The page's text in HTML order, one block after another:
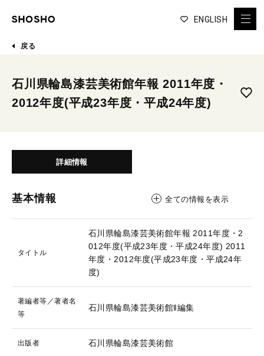
ENGLISH
戻る
石川県輪島漆芸美術館年報 2011年度・
2012年度(平成23年度・平成24年度)
詳細情報
基本情報 全ての情報を表示
タイトル
石川県輪島漆芸美術館年報 2011年度・2
012年度(平成23年度・平成24年度) 2011
年度・2012年度(平成23年度・平成24年
度)
著編者等／著者名
等
石川県輪島漆芸美術館‖編集
出版者 石川県輪島漆芸美術館